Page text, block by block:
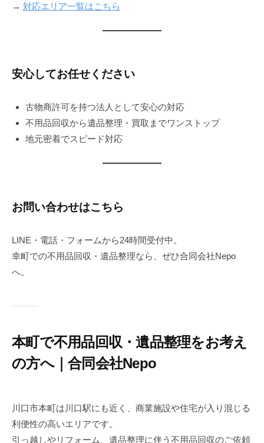
→ 対応エリア一覧はこちら
安心してお任せください
古物商許可を持つ法人として安心の対応
不用品回収から遺品整理・買取までワンストップ
地元密着でスピード対応
お問い合わせはこちら
LINE・電話・フォームから24時間受付中。
幸町での不用品回収・遺品整理なら、ぜひ合同会社Nepo
へ。
本町で不用品回収・遺品整理をお考え
の方へ｜合同会社Nepo
0
5
y
e
川口市本町は川口駅にも近く、商業施設や住宅が入り混じる
利便性の高いエリアです。
引っ越しやリフォーム、遺品整理に伴う不用品回収のご依頼